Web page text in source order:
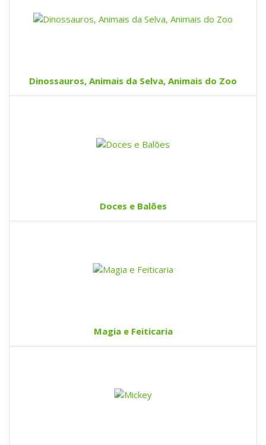
Dinossauros, Animais da Selva, Animais do Zoo
Doces e Balões
Magia e Feiticaria